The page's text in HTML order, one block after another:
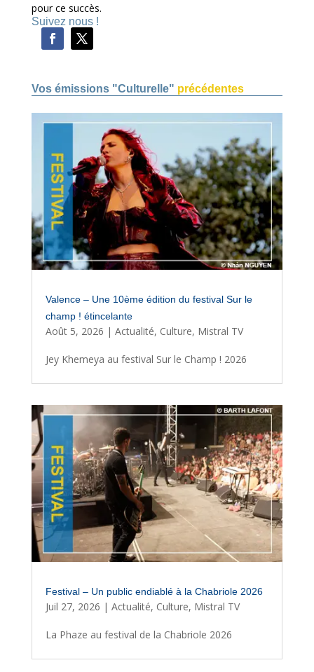
pour ce succès.
Suivez nous !
Vos émissions "Culturelle" précédentes
Valence – Une 10ème édition du festival Sur le
champ ! étincelante
Août 5, 2026 | Actualité, Culture, Mistral TV
Jey Khemeya au festival Sur le Champ ! 2026
Festival – Un public endiablé à la Chabriole 2026
Juil 27, 2026 | Actualité, Culture, Mistral TV
La Phaze au festival de la Chabriole 2026